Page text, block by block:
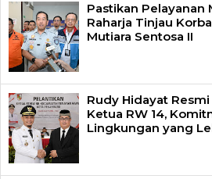
Pastikan Pelayanan
Raharja Tinjau
Mutiara Sentosa II
Rudy Hidayat
Ketua RW 14,
Lingkungan yang